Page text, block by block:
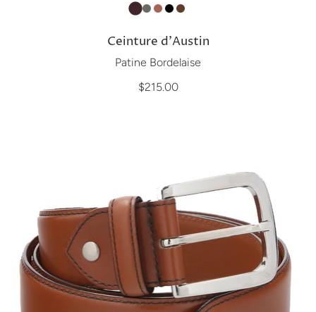
Ceinture d'Austin
Patine Bordelaise
$215.00